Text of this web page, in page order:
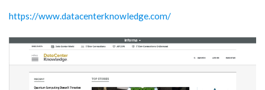
https://www.datacenterknowledge.com/